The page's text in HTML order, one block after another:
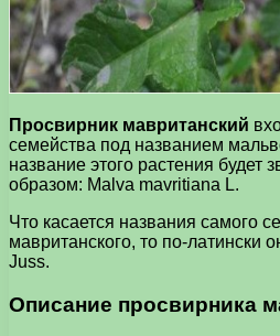
Просвирник мавританский
семейства под названием
название этого растения будет
образом: Malva mavritiana L.
Что касается названия самого
мавританского, то по-латински
Juss.
Описание просвирника